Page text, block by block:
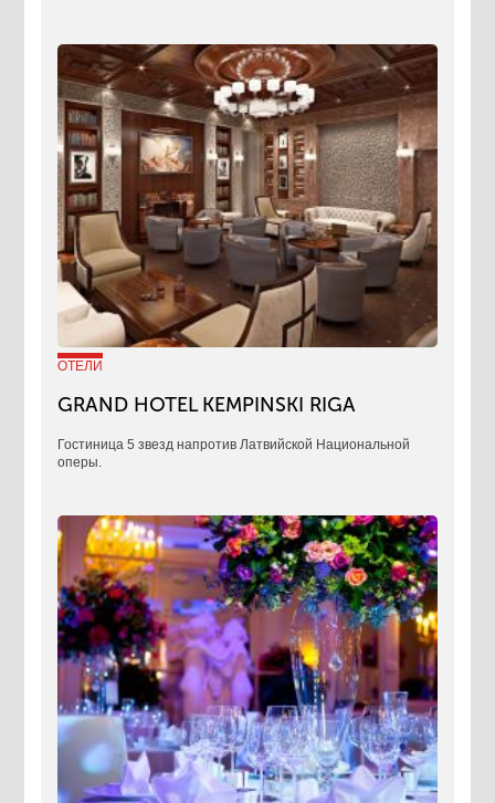
ОТЕЛИ
GRAND HOTEL KEMPINSKI RIGA
Гостиница 5 звезд напротив Латвийской Национальной
оперы.